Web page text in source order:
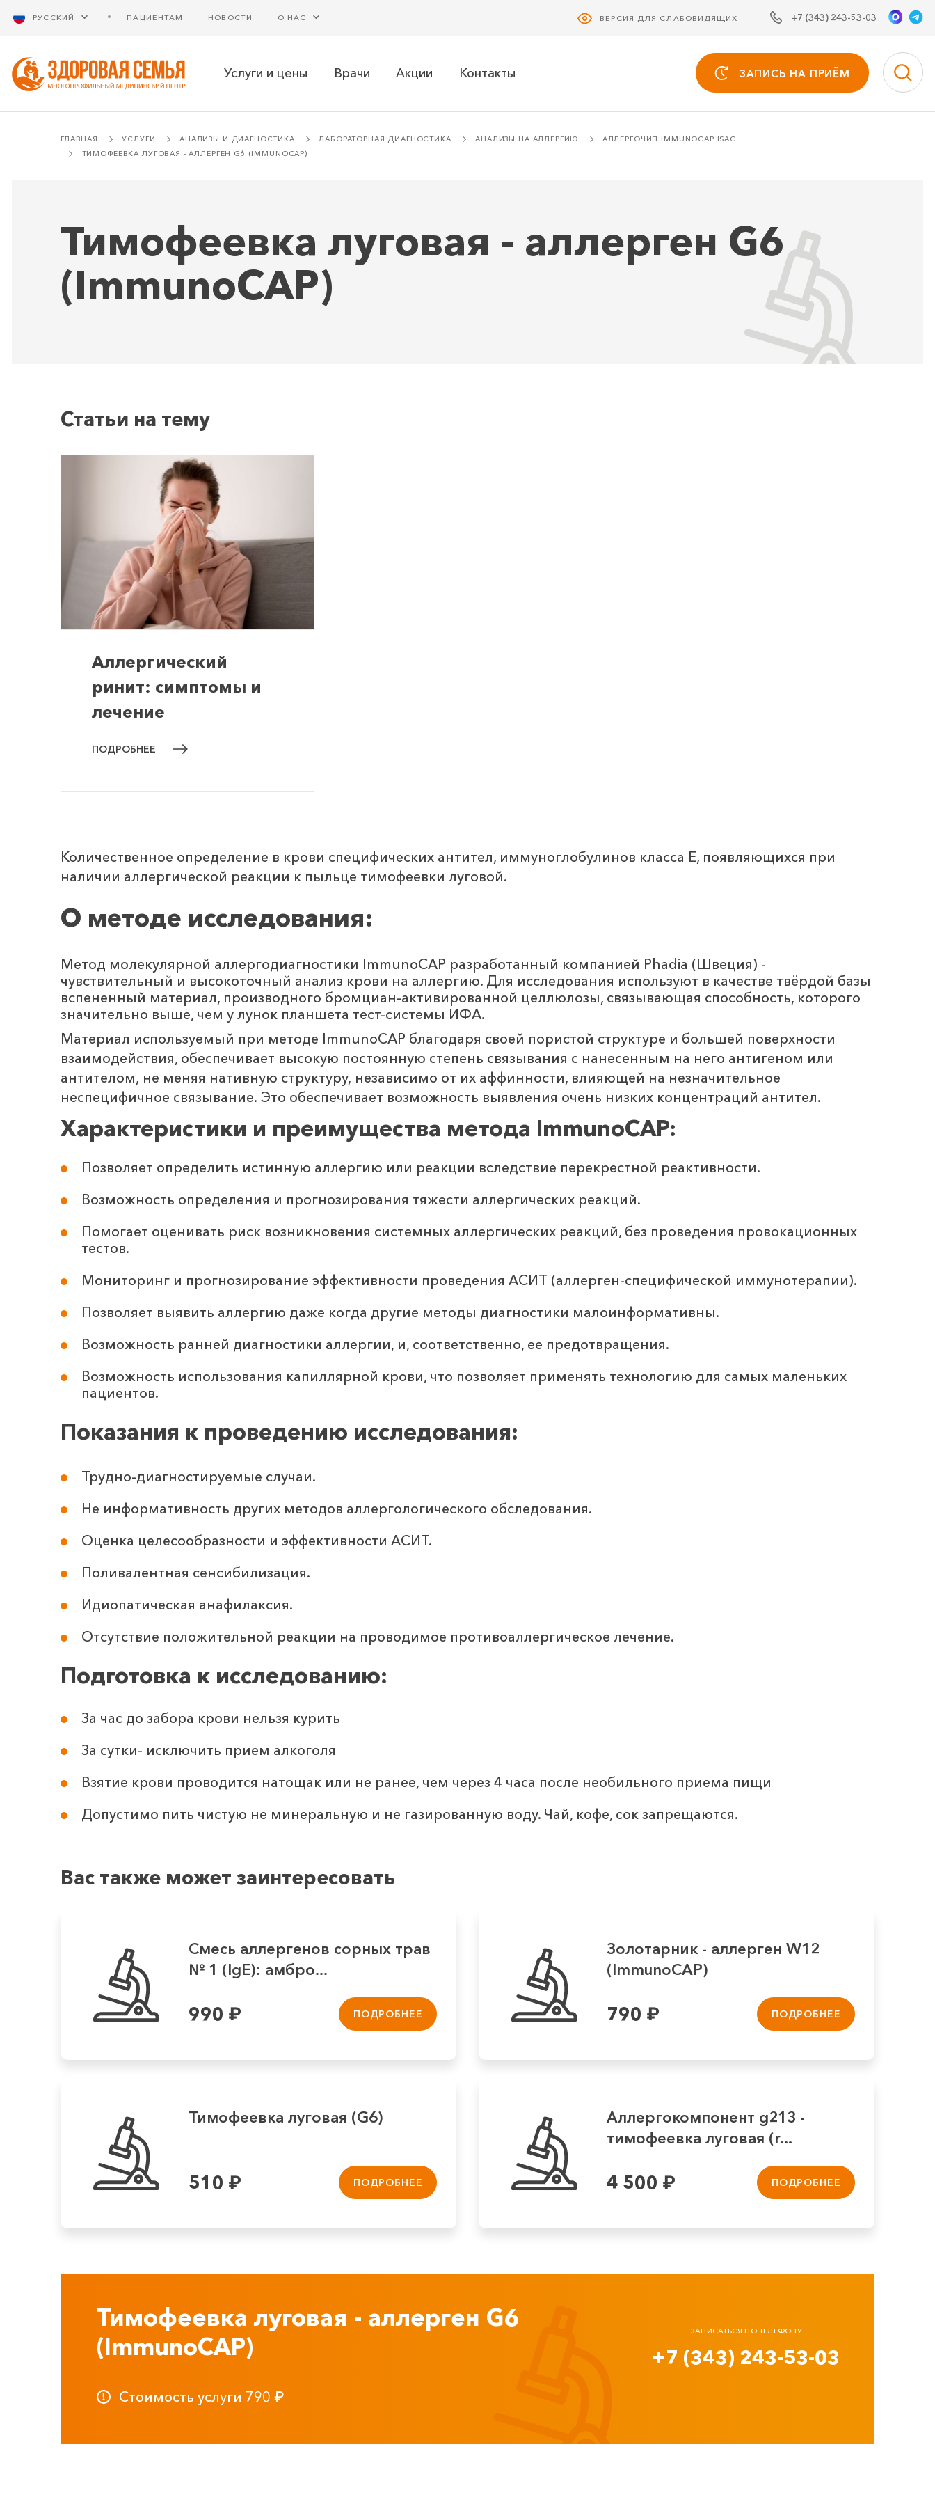
РУССКИЙ ПАЦИЕНТАМ НОВОСТИ О НАС ВЕРСИЯ ДЛЯ СЛАБОВИДЯЩИХ +7 (343) 243-53-03
Услуги и цены Врачи Акции Контакты ЗАПИСЬ НА ПРИЁМ
ГЛАВНАЯ УСЛУГИ АНАЛИЗЫ И ДИАГНОСТИКА ЛАБОРАТОРНАЯ ДИАГНОСТИКА АНАЛИЗЫ НА АЛЛЕРГИЮ
АЛЛЕРГОЧИП IMMUNOCAP ISAC
ТИМОФЕЕВКА ЛУГОВАЯ - АЛЛЕРГЕН G6 (IMMUNOCAP)
Тимофеевка луговая - аллерген G6
(ImmunoCAP)
Статьи на тему
Аллергический
ринит: симптомы и
лечение
ПОДРОБНЕЕ
Количественное определение в крови специфических антител, иммуноглобулинов класса E, появляющихся при
наличии аллергической реакции к пыльце тимофеевки луговой.
О методе исследования:
Метод молекулярной аллергодиагностики ImmunoCAP разработанный компанией Phadia (Швеция) -
чувствительный и высокоточный анализ крови на аллергию. Для исследования используют в качестве твёрдой базы
вспененный материал, производного бромциан-активированной целлюлозы, связывающая способность, которого
значительно выше, чем у лунок планшета тест-системы ИФА.
Материал используемый при методе ImmunoCAP благодаря своей пористой структуре и большей поверхности
взаимодействия, обеспечивает высокую постоянную степень связывания с нанесенным на него антигеном или
антителом, не меняя нативную структуру, независимо от их аффинности, влияющей на незначительное
неспецифичное связывание. Это обеспечивает возможность выявления очень низких концентраций антител.
Характеристики и преимущества метода ImmunoCAP:
Позволяет определить истинную аллергию или реакции вследствие перекрестной реактивности.
Возможность определения и прогнозирования тяжести аллергических реакций.
Помогает оценивать риск возникновения системных аллергических реакций, без проведения провокационных
тестов.
Мониторинг и прогнозирование эффективности проведения АСИТ (аллерген-специфической иммунотерапии).
Позволяет выявить аллергию даже когда другие методы диагностики малоинформативны.
Возможность ранней диагностики аллергии, и, соответственно, ее предотвращения.
Возможность использования капиллярной крови, что позволяет применять технологию для самых маленьких
пациентов.
Показания к проведению исследования:
Трудно-диагностируемые случаи.
Не информативность других методов аллергологического обследования.
Оценка целесообразности и эффективности АСИТ.
Поливалентная сенсибилизация.
Идиопатическая анафилаксия.
Отсутствие положительной реакции на проводимое противоаллергическое лечение.
Подготовка к исследованию:
За час до забора крови нельзя курить
За сутки- исключить прием алкоголя
Взятие крови проводится натощак или не ранее, чем через 4 часа после необильного приема пищи
Допустимо пить чистую не минеральную и не газированную воду. Чай, кофе, сок запрещаются.
Вас также может заинтересовать
Смесь аллергенов сорных трав
№ 1 (IgE): амбро...
990 ₽ ПОДРОБНЕЕ
Золотарник - аллерген W12
(ImmunoCAP)
790 ₽ ПОДРОБНЕЕ
Тимофеевка луговая (G6)
510 ₽ ПОДРОБНЕЕ
Аллергокомпонент g213 -
тимофеевка луговая (r...
4 500 ₽ ПОДРОБНЕЕ
Тимофеевка луговая - аллерген G6
(ImmunoCAP)
Стоимость услуги 790 ₽
ЗАПИСАТЬСЯ ПО ТЕЛЕФОНУ
+7 (343) 243-53-03